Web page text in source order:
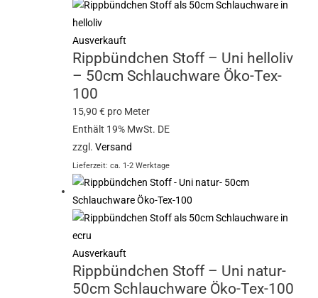
Ausverkauft
Rippbündchen Stoff – Uni helloliv
– 50cm Schlauchware Öko-Tex-
100
15,90€ pro Meter
Enthält 19% MwSt. DE
zzgl.Versand
Lieferzeit: ca. 1-2 Werktage
Ausverkauft
Rippbündchen Stoff – Uni natur-
50cm Schlauchware Öko-Tex-100